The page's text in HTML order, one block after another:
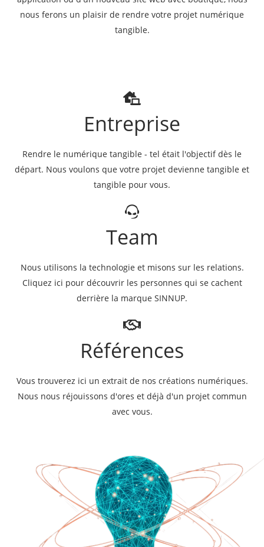
nous ferons un plaisir de rendre votre projet numérique
tangible.
Entreprise
Rendre le numérique tangible - tel était l'objectif dès le
départ. Nous voulons que votre projet devienne tangible et
tangible pour vous.
Team
Nous utilisons la technologie et misons sur les relations.
Cliquez ici pour découvrir les personnes qui se cachent
derrière la marque SINNUP.
Références
Vous trouverez ici un extrait de nos créations numériques.
Nous nous réjouissons d'ores et déjà d'un projet commun
avec vous.